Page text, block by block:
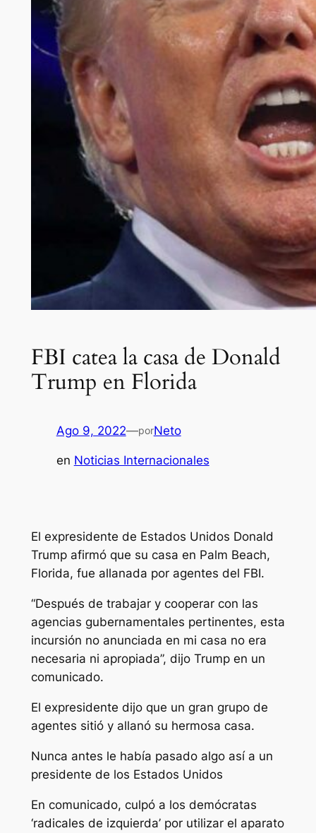
FBI catea la casa de Donald
Trump en Florida
Ago 9, 2022—porNeto
en Noticias Internacionales
El expresidente de Estados Unidos Donald
Trump afirmó que su casa en Palm Beach,
Florida, fue allanada por agentes del FBI.
“Después de trabajar y cooperar con las
agencias gubernamentales pertinentes, esta
incursión no anunciada en mi casa no era
necesaria ni apropiada”, dijo Trump en un
comunicado.
El expresidente dijo que un gran grupo de
agentes sitió y allanó su hermosa casa.
Nunca antes le había pasado algo así a un
presidente de los Estados Unidos
En comunicado, culpó a los demócratas
‘radicales de izquierda’ por utilizar el aparato